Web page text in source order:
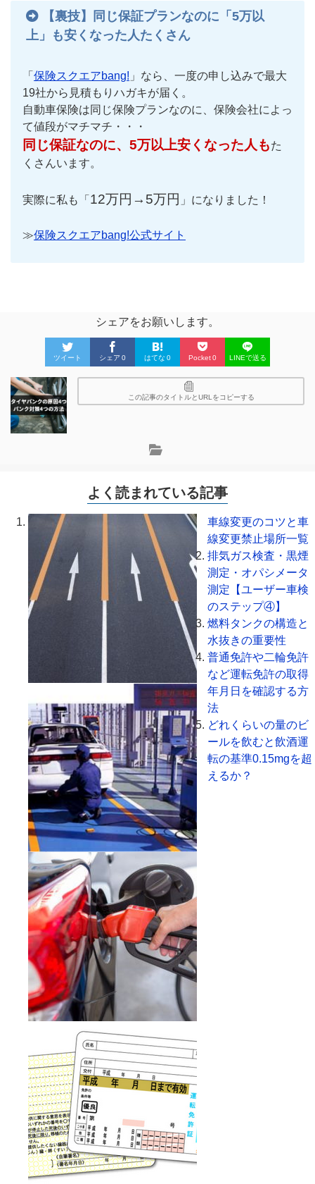
【裏技】同じ保証プランなのに「5万以
上」も安くなった人たくさん
「 保険スクエアbang! 」なら、一度の申し込みで最大
19社から見積もりハガキが届く。
自動車保険は同じ保険プランなのに、保険会社によっ
て値段がマチマチ・・・
同じ保証なのに、5万以上安くなった人もた
くさんいます。
実際に私も「 12万円→5万円 」になりました！
≫保険スクエアbang!公式サイト
シェアをお願いします。
ツイート シェア 0 はてな 0 Pocket0 LINEで送る
この記事のタイトルとURLをコピーする
よく読まれている記事
車線変更のコツと車
線変更禁止場所一覧
排気ガス検査・黒煙
測定・オパシメータ
測定【ユーザー車検
のステップ④】
燃料タンクの構造と
水抜きの重要性
普通免許や二輪免許
など運転免許の取得
年月日を確認する方
法
どれくらいの量のビ
ールを飲むと飲酒運
転の基準0.15mgを超
えるか？